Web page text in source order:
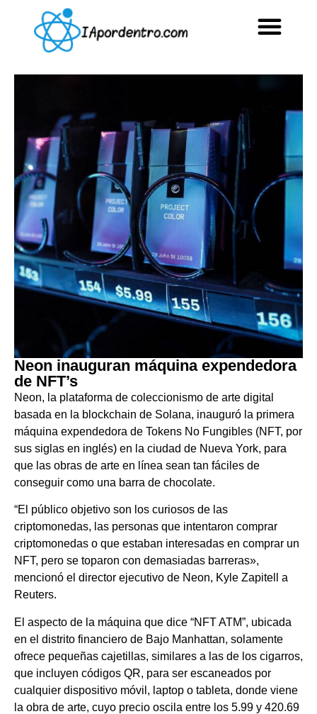
Neon inauguran máquina expendedora
de NFT’s
Neon, la plataforma de coleccionismo de arte digital
basada en la blockchain de Solana, inauguró la primera
máquina expendedora de Tokens No Fungibles (NFT, por
sus siglas en inglés) en la ciudad de Nueva York, para
que las obras de arte en línea sean tan fáciles de
conseguir como una barra de chocolate.
“El público objetivo son los curiosos de las
criptomonedas, las personas que intentaron comprar
criptomonedas o que estaban interesadas en comprar un
NFT, pero se toparon con demasiadas barreras»,
mencionó el director ejecutivo de Neon, Kyle Zapitell a
Reuters.
El aspecto de la máquina que dice “NFT ATM”, ubicada
en el distrito financiero de Bajo Manhattan, solamente
ofrece pequeñas cajetillas, similares a las de los cigarros,
que incluyen códigos QR, para ser escaneados por
cualquier dispositivo móvil, laptop o tableta, donde viene
la obra de arte, cuyo precio oscila entre los 5.99 y 420.69